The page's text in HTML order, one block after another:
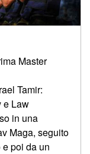
Master
Tamir:
e Law
in una
Maga, seguito
poi da un